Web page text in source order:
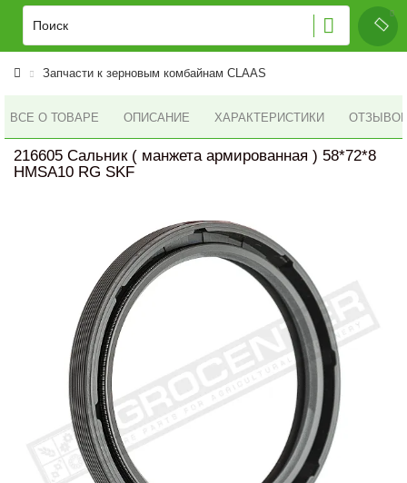
Запчасти к зерновым комбайнам CLAAS
ВСЕ О ТОВАРЕ ОПИСАНИЕ ХАРАКТЕРИСТИКИ ОТЗЫВОВ
216605 Сальник ( манжета армированная ) 58*72*8
HMSA10 RG SKF